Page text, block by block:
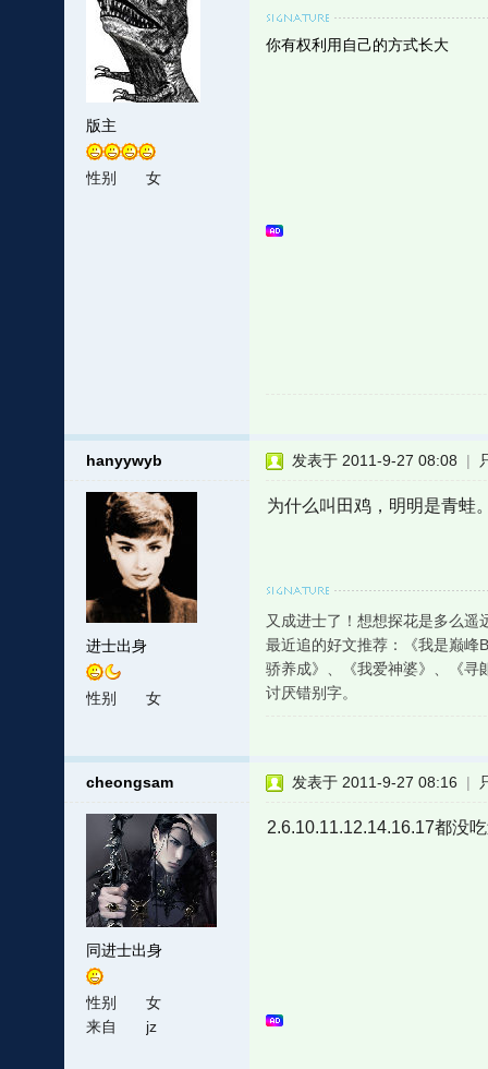
版主
性别 女
你有权利用自己的方式长大
hanyywyb
进士出身
性别 女
发表于 2011-9-27 08:08 |
为什么叫田鸡，明明是青蛙
又成进士了！想想探花是多么遥
最近追的好文推荐：《我是巅峰
骄养成》、《我爱神婆》、《寻
讨厌错别字。
cheongsam
同进士出身
性别
女
来自
jz
发表于 2011-9-27 08:16 |
2.6.10.11.12.14.16.17都没